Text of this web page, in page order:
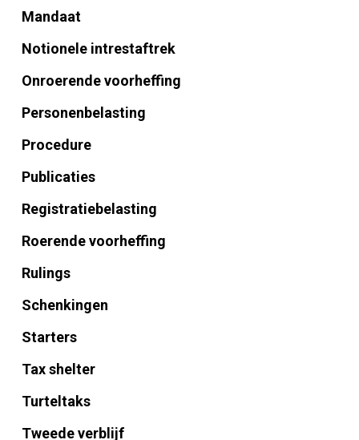
Mandaat
Notionele intrestaftrek
Onroerende voorheffing
Personenbelasting
Procedure
Publicaties
Registratiebelasting
Roerende voorheffing
Rulings
Schenkingen
Starters
Tax shelter
Turteltaks
Tweede verblijf